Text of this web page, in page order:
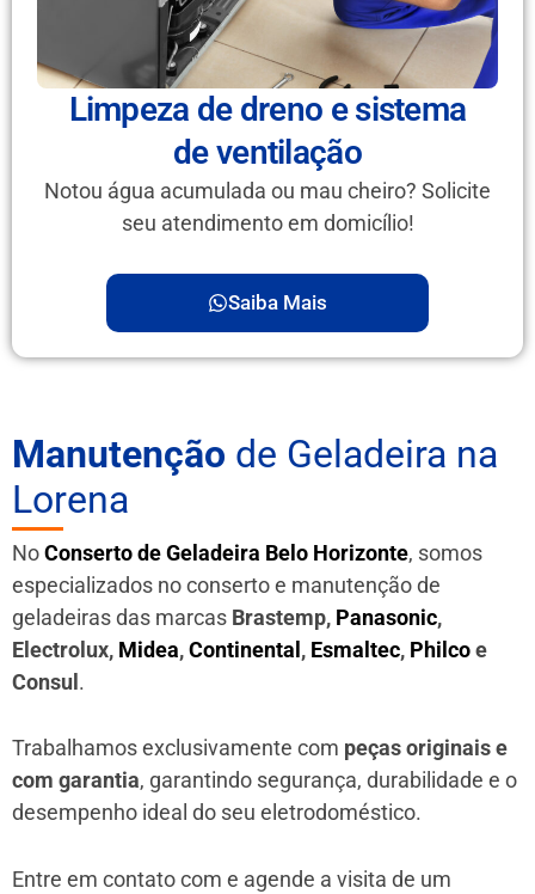
Limpeza de dreno e sistema
de ventilação
Notou água acumulada ou mau cheiro? Solicite
seu atendimento em domicílio!
Saiba Mais
Manutenção de Geladeira na
Lorena
NoConserto de Geladeira Belo Horizonte, somos
especializados no conserto e manutenção de
geladeiras das marcas Brastemp, Panasonic,
Electrolux, Midea,Continental, Esmaltec, Philcoe
Consul.
Trabalhamos exclusivamente com peças originais e
com garantia, garantindo segurança, durabilidade e o
desempenho ideal do seu eletrodoméstico.
Entre em contato com e agende a visita de um